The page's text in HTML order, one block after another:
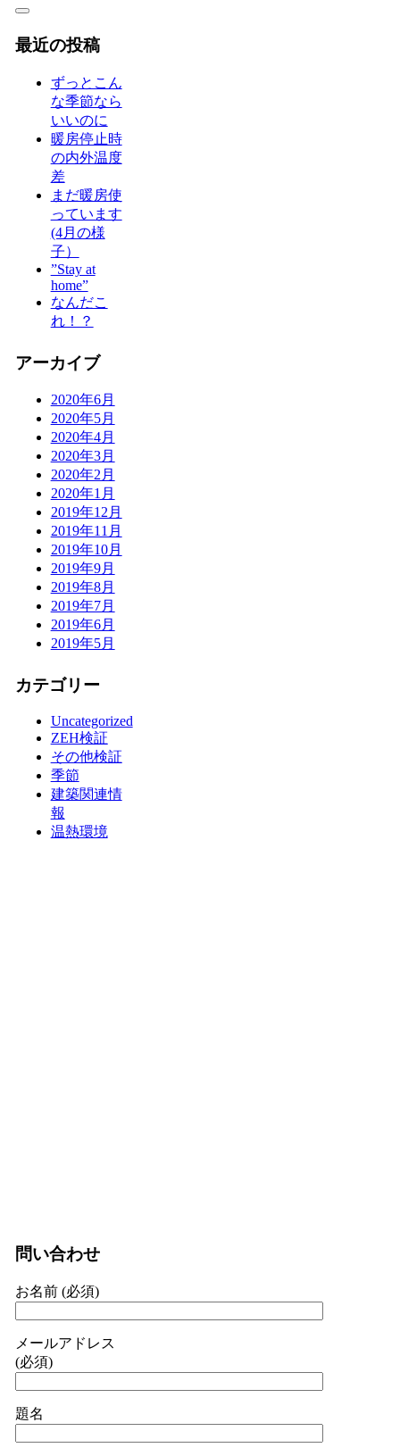
最近の投稿
ずっとこん
な季節なら
いいのに
暖房停止時
の内外温度
差
まだ暖房使
っています
(4月の様
子）
”Stay at
home”
なんだこ
れ！？
アーカイブ
2020年6月
2020年5月
2020年4月
2020年3月
2020年2月
2020年1月
2019年12月
2019年11月
2019年10月
2019年9月
2019年8月
2019年7月
2019年6月
2019年5月
カテゴリー
Uncategorized
ZEH検証
その他検証
季節
建築関連情
報
温熱環境
問い合わせ
お名前 (必須)
メールアドレス
(必須)
題名